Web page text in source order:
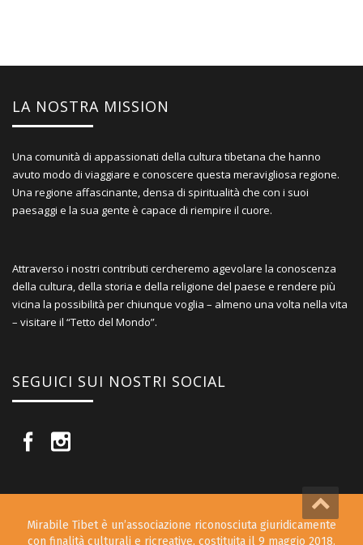
LA NOSTRA MISSION
Una comunità di appassionati della cultura tibetana che hanno
avuto modo di viaggiare e conoscere questa meravigliosa regione.
Una regione affascinante, densa di spiritualità che con i suoi
paesaggi e la sua gente è capace di riempire il cuore.
Attraverso i nostri contributi cercheremo agevolare la conoscenza
della cultura, della storia e della religione del paese e rendere più
vicina la possibilità per chiunque voglia – almeno una volta nella vita
– visitare il “Tetto del Mondo”.
SEGUICI SUI NOSTRI SOCIAL
Mirabile Tibet è un’associazione riconosciuta giuridicamente
con finalità culturali e ricreative, costituita il 9 maggio 2018.